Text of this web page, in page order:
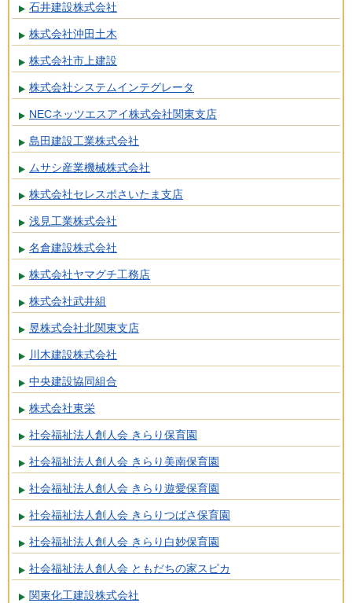
石井建設株式会社
株式会社沖田土木
株式会社市上建設
株式会社システムインテグレータ
NECネッツエスアイ株式会社関東支店
島田建設工業株式会社
ムサシ産業機械株式会社
株式会社セレスポさいたま支店
浅見工業株式会社
名倉建設株式会社
株式会社ヤマグチ工務店
株式会社武井組
昱株式会社北関東支店
川木建設株式会社
中央建設協同組合
株式会社東栄
社会福祉法人創人会 きらり保育園
社会福祉法人創人会 きらり美南保育園
社会福祉法人創人会 きらり遊愛保育園
社会福祉法人創人会 きらりつばさ保育園
社会福祉法人創人会 きらり白妙保育園
社会福祉法人創人会 ともだちの家スピカ
関東化工建設株式会社